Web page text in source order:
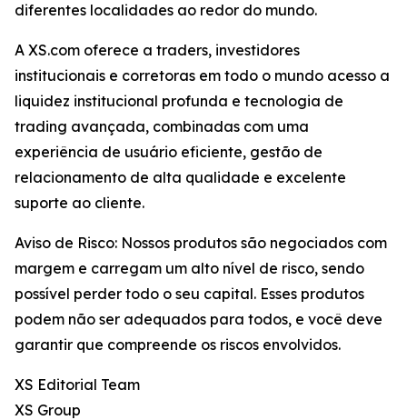
diferentes localidades ao redor do mundo.
A XS.com oferece a traders, investidores
institucionais e corretoras em todo o mundo acesso a
liquidez institucional profunda e tecnologia de
trading avançada, combinadas com uma
experiência de usuário eficiente, gestão de
relacionamento de alta qualidade e excelente
suporte ao cliente.
Aviso de Risco: Nossos produtos são negociados com
margem e carregam um alto nível de risco, sendo
possível perder todo o seu capital. Esses produtos
podem não ser adequados para todos, e você deve
garantir que compreende os riscos envolvidos.
XS Editorial Team
XS Group